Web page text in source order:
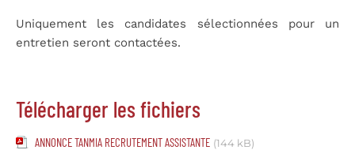
Uniquement les candidates sélectionnées pour un
entretien seront contactées.
Télécharger les fichiers
ANNONCE TANMIA RECRUTEMENT ASSISTANTE (144 kB)